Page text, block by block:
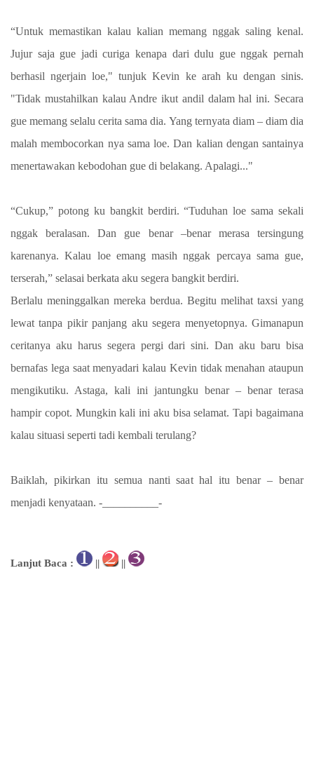
“Untuk memastikan kalau kalian memang nggak saling kenal.
Jujur saja gue jadi curiga kenapa dari dulu gue nggak pernah
berhasil ngerjain loe," tunjuk Kevin ke arah ku dengan sinis.
"Tidak mustahilkan kalau Andre ikut andil dalam hal ini. Secara
gue memang selalu cerita sama dia. Yang ternyata diam – diam dia
malah membocorkan nya sama loe. Dan kalian dengan santainya
menertawakan kebodohan gue di belakang. Apalagi..."
“Cukup,” potong ku bangkit berdiri. “Tuduhan loe sama sekali
nggak beralasan. Dan gue benar –benar merasa tersingung
karenanya. Kalau loe emang masih nggak percaya sama gue,
terserah,” selasai berkata aku segera bangkit berdiri.
Berlalu meninggalkan mereka berdua. Begitu melihat taxsi yang
lewat tanpa pikir panjang aku segera menyetopnya. Gimanapun
ceritanya aku harus segera pergi dari sini. Dan aku baru bisa
bernafas lega saat menyadari kalau Kevin tidak menahan ataupun
mengikutiku. Astaga, kali ini jantungku benar – benar terasa
hampir copot. Mungkin kali ini aku bisa selamat. Tapi bagaimana
kalau situasi seperti tadi kembali terulang?
Baiklah, pikirkan itu semua nanti saat hal itu benar – benar
menjadi kenyataan. -__________-
Lanjut Baca : || ||